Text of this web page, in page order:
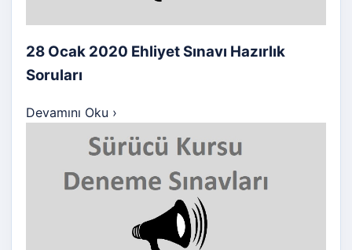
28 Ocak 2020 Ehliyet Sınavı Hazırlık
Soruları
Devamını Oku ›